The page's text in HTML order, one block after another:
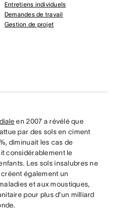
Entretiens individuels
Demandes de travail
Gestion de projet
en 2007 a révélé que
par des sols en ciment
diminuait les cas de
considérablement le
Les sols insalubres ne
également un
et aux moustiques,
pour plus d’un milliard